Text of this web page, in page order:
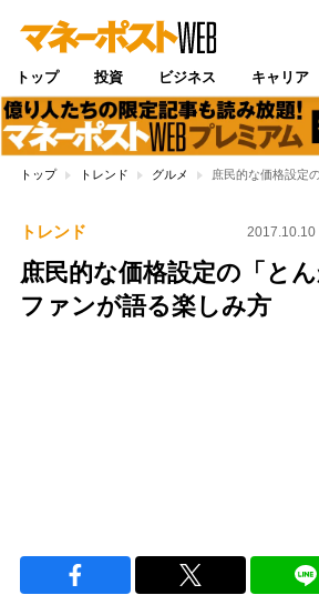
トップ 投資 ビジネス キャリア
トップ トレンド グルメ 庶民的な価格設定
トレンド 2017.10.10
庶民的な価格設定の「と
ファンが語る楽しみ方